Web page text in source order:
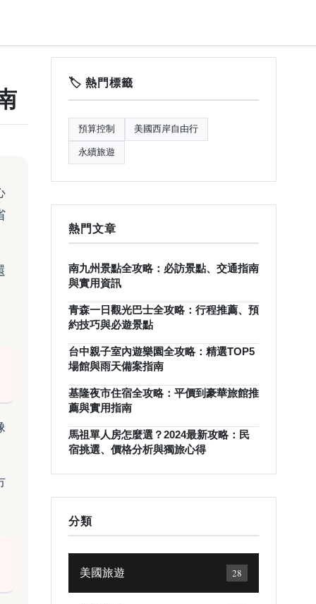
🏷️ 熱門標籤
預算控制 美國西岸自由行
永續旅遊
熱門文章
南九州景點全攻略：必訪景點、交通指南
與實用資訊
青森一日觀光巴士全攻略：行程推薦、預
約技巧與必遊景點
台中親子室內遊樂園全攻略：精選TOP5
場館與雨天備案指南
基隆夜市住宿全攻略：平價到豪華旅館推
薦與實用指南
馬祖單人房怎麼選？2024最新攻略：民
宿挑選、價格分析與獨旅心得
分類
美國旅遊 28